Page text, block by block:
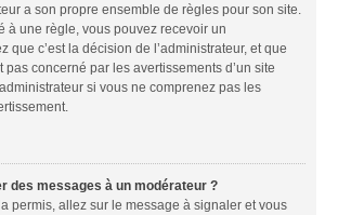
a son propre ensemble de règles pour son site.
à une règle, vous pouvez recevoir un
que c’est la décision de l’administrateur, et que
pas concerné par les avertissements d’un site
si vous ne comprenez pas les
des messages à un modérateur ?
permis, allez sur le message à signaler et vous